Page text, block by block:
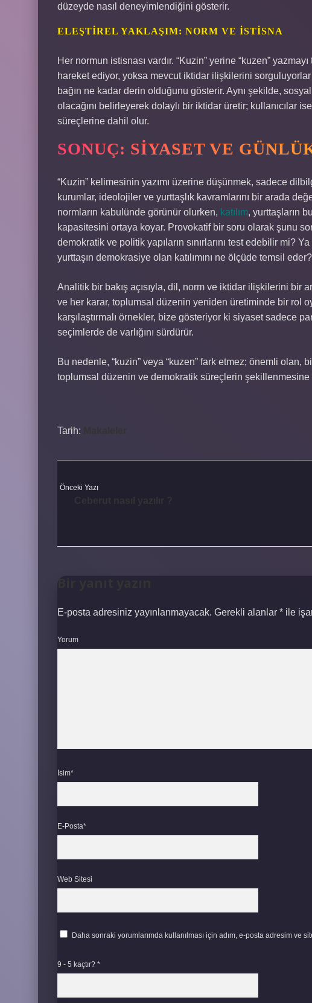
düzeyde nasıl deneyimlendiğini gösterir.
ELEŞTIREL YAKLAŞIM: NORM VE İSTISNA
Her normun istisnası vardır. “Kuzin” yerine “kuzen”
hareket ediyor, yoksa mevcut iktidar ilişkilerini
bağın ne kadar derin olduğunu gösterir. Aynı şekilde,
olacağını belirleyerek dolaylı bir iktidar üretir; kullanıcılar
süreçlerine dahil olur.
SONUÇ: SIYASET VE
“Kuzin” kelimesinin yazımı üzerine düşünmek, sadece
kurumlar, ideolojiler ve yurttaşlık kavramlarını bir arada
normların kabulünde görünür olurken, katılım, yurttaşların
kapasitesini ortaya koyar. Provokatif bir soru olarak şunu
demokratik ve politik yapıların sınırlarını test edebilir mi?
yurttaşın demokrasiye olan katılımını ne ölçüde temsil eder?
Analitik bir bakış açısıyla, dil, norm ve iktidar ilişkilerini bir
ve her karar, toplumsal düzenin yeniden üretiminde bir rol
karşılaştırmalı örnekler, bize gösteriyor ki siyaset sadece
seçimlerde de varlığını sürdürür.
Bu nedenle, “kuzin” veya “kuzen” fark etmez; önemli olan,
toplumsal düzenin ve demokratik süreçlerin şekillenmesine
Tarih: Makaleler
Önceki Yazı
E-posta adresiniz yayınlanmayacak. Gerekli alanlar * ile
Yorum
İsim*
E-Posta*
Web Sitesi
Daha sonraki yorumlarımda kullanılması için adım, e-posta adresim ve
9 - 5 kaçtır? *